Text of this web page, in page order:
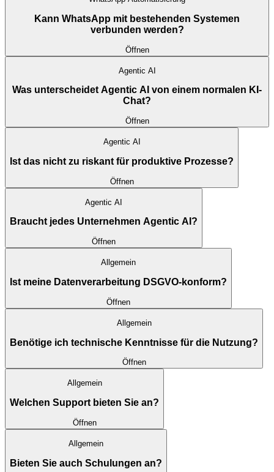
Kann WhatsApp mit bestehenden Systemen
verbunden werden?
Öffnen
Agentic AI
Was unterscheidet Agentic AI von einem normalen KI-
Chat?
Öffnen
Agentic AI
Ist das nicht zu riskant für produktive Prozesse?
Öffnen
Agentic AI
Braucht jedes Unternehmen Agentic AI?
Öffnen
Allgemein
Ist meine Datenverarbeitung DSGVO-konform?
Öffnen
Allgemein
Benötige ich technische Kenntnisse für die Nutzung?
Öffnen
Allgemein
Welchen Support bieten Sie an?
Öffnen
Allgemein
Bieten Sie auch Schulungen an?